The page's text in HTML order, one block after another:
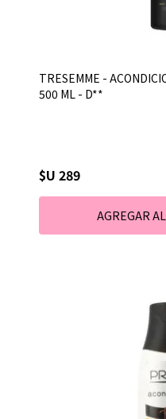
TRESEMME -
500 ML - D**
$U 289